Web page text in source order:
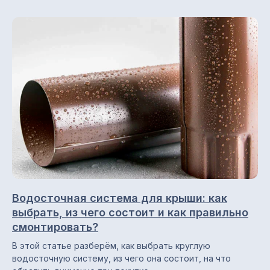
Водосточная система для крыши: как
выбрать, из чего состоит и как правильно
смонтировать?
В этой статье разберём, как выбрать круглую
водосточную систему, из чего она состоит, на что
Навигация по сайту
Главная
Металлочерепица
Фальцевая кровля
Металлосайдинг
Металлический штакетник
Профили для вентфасадов
Водосточные системы